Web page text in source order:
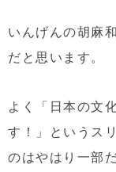
いんげんの胡麻
だと思います。
よく「日本の文
す！」というス
のはやはり一部